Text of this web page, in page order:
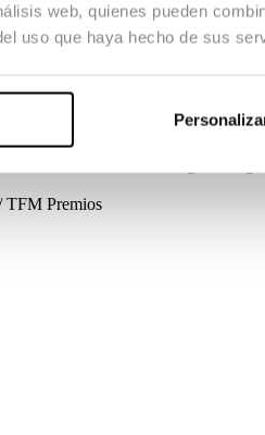
web, quienes pueden
uso que haya hecho de sus
persona a la que siempre se le
Ane es su mujer.
/ TFMCréditos David Pérez
TFM Premios